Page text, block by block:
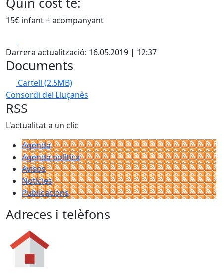
15€ infant + acompanyant
Darrera actualització: 16.05.2019 | 12:37
Documents
Cartell (2.5MB)
Consordi del Lluçanès
RSS
L'actualitat a un clic
Agenda
Agenda política
Avisos
Notícies
Publicacions
Adreces i telèfons